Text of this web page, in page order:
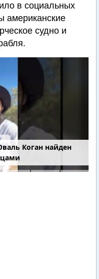
в социальных
американские
судно и
Коган найден